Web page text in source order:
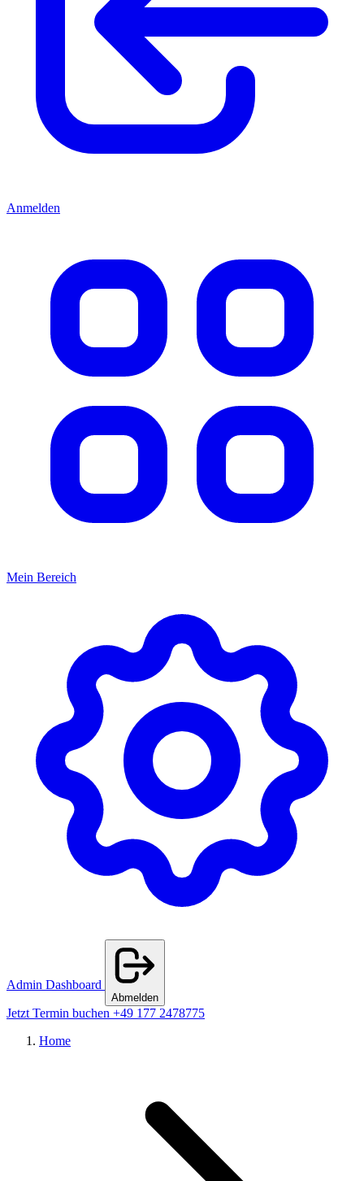
Anmelden
Mein Bereich
Admin Dashboard
Abmelden
Jetzt Termin buchen +49 177 2478775
Home